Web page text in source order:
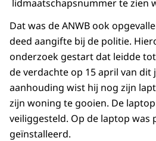
lidmaatschapsnummer te zien
Dat was de ANWB ook
deed aangifte bij de politie.
onderzoek gestart dat leidde
de verdachte op 15 april van dit
aanhouding wist hij nog zijn
zijn woning te gooien. De
veiliggesteld. Op de laptop
geïnstalleerd.